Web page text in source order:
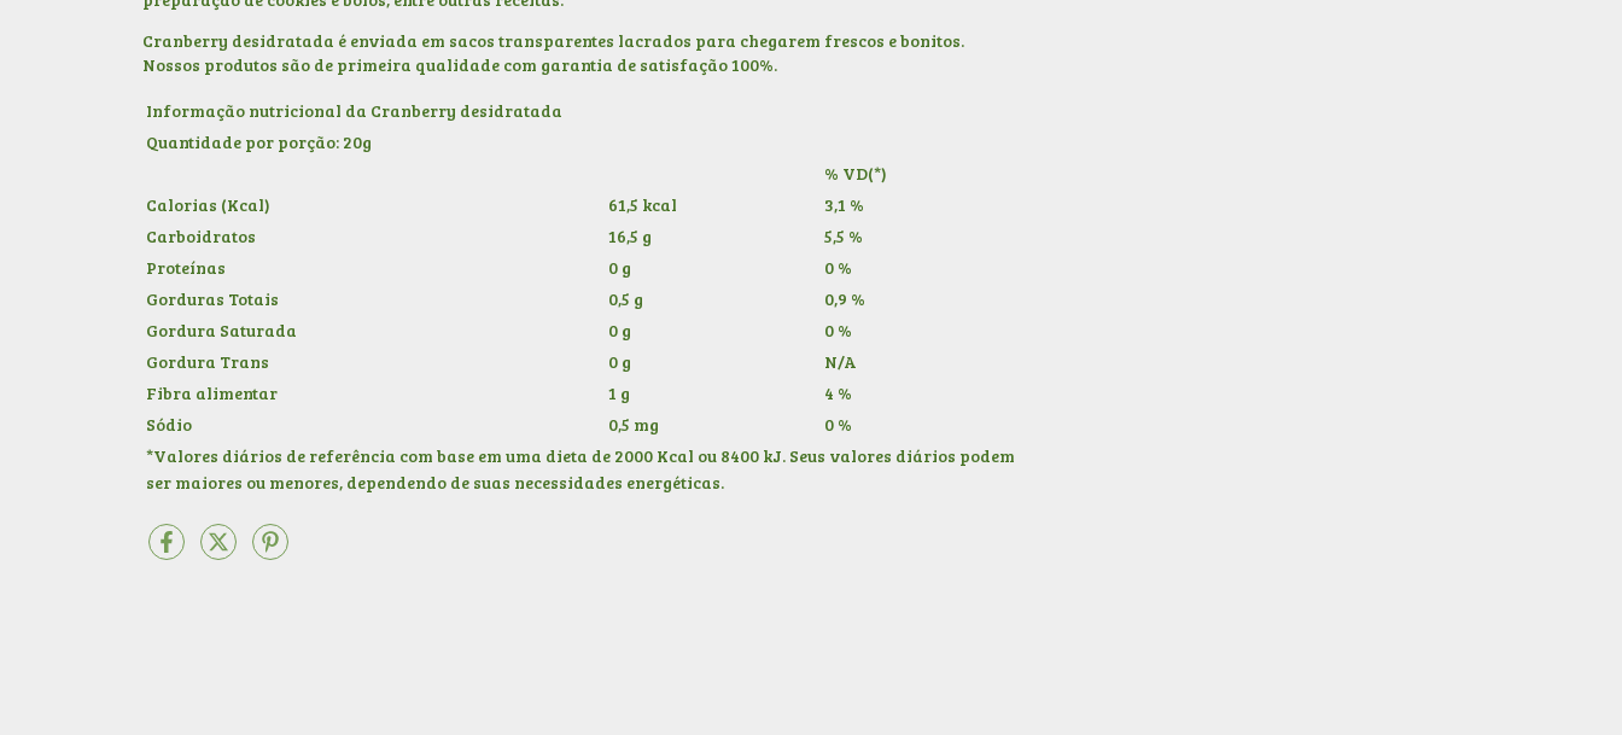
Cranberry desidratada é enviada em sacos transparentes lacrados para chegarem frescos e bonitos.
Nossos produtos são de primeira qualidade com garantia de satisfação 100%.
Informação nutricional da Cranberry desidratada
Quantidade por porção: 20g
% VD(*)
Calorias (Kcal)
61,5 kcal
3,1 %
Carboidratos
16,5 g
5,5 %
Proteínas
0 g
0 %
Gorduras Totais
0,5 g
0,9 %
Gordura Saturada
0 g
0 %
Gordura Trans
0 g
N/A
Fibra alimentar
1 g
4 %
Sódio
0,5 mg
0 %
*Valores diários de referência com base em uma dieta de 2000 Kcal ou 8400 kJ. Seus valores diários podem
ser maiores ou menores, dependendo de suas necessidades energéticas.